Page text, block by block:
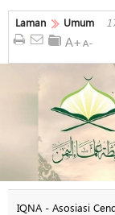
Laman Umum
IQNA - Asosiasi